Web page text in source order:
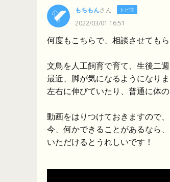
もちもんさん トピ主
2022/03/01 16:51
何度もこちらで、相談させてもら
文鳥を人工飼育で育て、生後二週
最近、脚が気になるようになりま
左右に伸びていたり、普通に体
動画をはりつけておきますので
今、何かできることがあるなら
いただけるとうれしいです！